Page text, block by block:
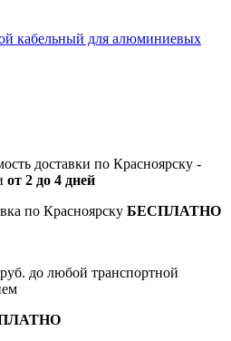
кабельный для алюминиевых
доставки по Красноярску -
от 2 до 4 дней
по Красноярску БЕСПЛАТНО
до любой транспортной